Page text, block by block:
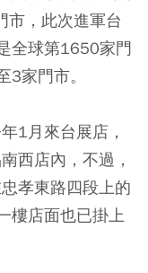
市，此次進軍台
全球第1650家門
家門市。
1月來台展店，
西店內，不過，
孝東路四段上的
樓店面也已掛上